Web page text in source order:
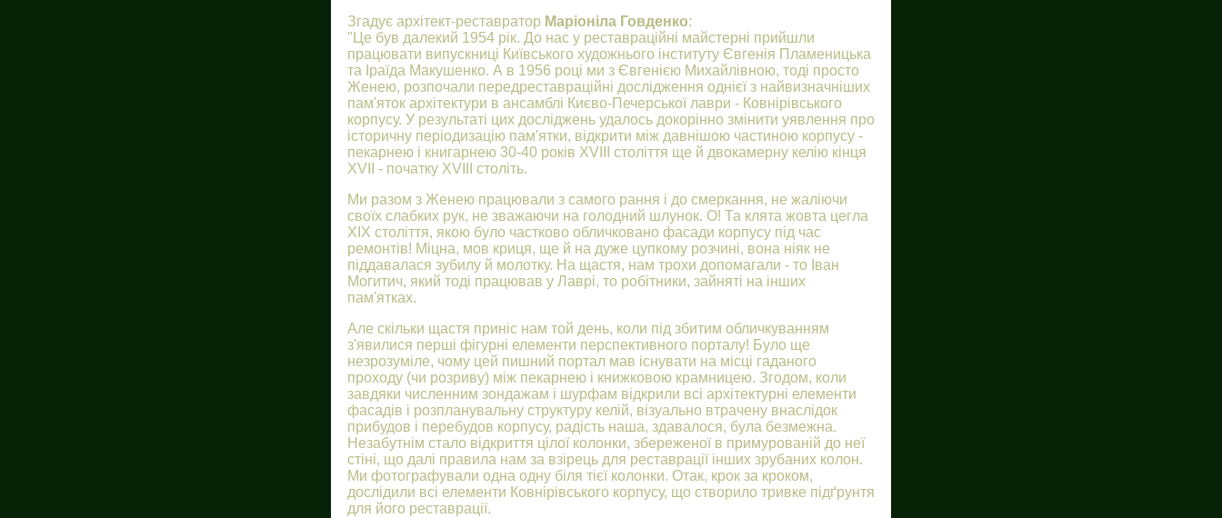
Згадує архітект-реставратор Маріоніла Говденко:
"Це був далекий 1954 рік. До нас у реставраційні майстерні прийшли
працювати випускниці Київського художнього інституту Євгенія Пламеницька
та Іраїда Макушенко. А в 1956 році ми з Євгенією Михайлівною, тоді просто
Женею, розпочали передреставраційні дослідження однієї з найвизначніших
пам'яток архітектури в ансамблі Києво-Печерської лаври - Ковнірівського
корпусу. У результаті цих досліджень удалось докорінно змінити уявлення про
історичну періодизацію пам'ятки, відкрити між давнішою частиною корпусу -
пекарнею і книгарнею 30-40 років XVIII століття ще й двокамерну келію кінця
XVII - початку XVIII століть.
Ми разом з Женею працювали з самого рання і до смеркання, не жаліючи
своїх слабких рук, не зважаючи на голодний шлунок. О! Та клята жовта цегла
XIX століття, якою було частково обличковано фасади корпусу під час
ремонтів! Міцна, мов криця, ще й на дуже цупкому розчині, вона ніяк не
піддавалася зубилу й молотку. На щастя, нам трохи допомагали - то Іван
Могитич, який тоді працював у Лаврі, то робітники, зайняті на інших
пам'ятках.
Але скільки щастя приніс нам той день, коли під збитим обличкуванням
з'явилися перші фігурні елементи перспективного порталу! Було ще
незрозуміле, чому цей пишний портал мав існувати на місці гаданого
проходу (чи розриву) між пекарнею і книжковою крамницею. Згодом, коли
завдяки численним зондажам і шурфам відкрили всі архітектурні елементи
фасадів і розпланувальну структуру келій, візуально втрачену внаслідок
прибудов і перебудов корпусу, радість наша, здавалося, була безмежна.
Незабутнім стало відкриття цілої колонки, збереженої в примурованій до неї
стіні, що далі правила нам за взірець для реставрації інших зрубаних колон.
Ми фотографували одна одну біля тієї колонки. Отак, крок за кроком,
дослідили всі елементи Ковнірівського корпусу, що створило тривке підґрунтя
для його реставрації.